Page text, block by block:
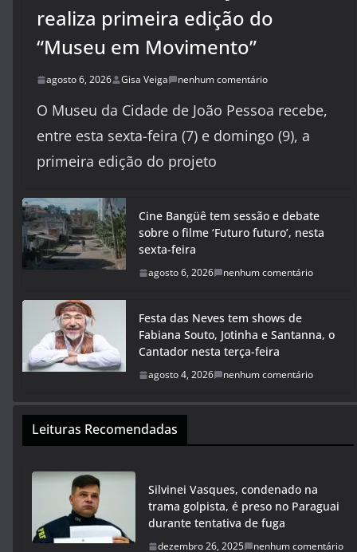
realiza primeira edição do
“Museu em Movimento”
agosto 6, 2026 Gisa Veiga nenhum comentário
O Museu da Cidade de João Pessoa recebe,
entre esta sexta-feira (7) e domingo (9), a
primeira edição do projeto
Cine Bangüê tem sessão e debate
sobre o filme ‘Futuro futuro’, nesta
sexta-feira
agosto 6, 2026 nenhum comentário
Festa das Neves tem shows de
Fabiana Souto, Jotinha e Santanna, o
Cantador nesta terça-feira
agosto 4, 2026 nenhum comentário
Leituras Recomendadas
Silvinei Vasques, condenado na
trama golpista, é preso no Paraguai
durante tentativa de fuga
dezembro 26, 2025 nenhum comentário